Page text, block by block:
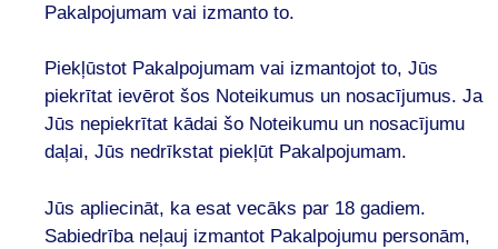
Pakalpojumam vai izmanto to.
Piekļūstot Pakalpojumam vai izmantojot to, Jūs
piekrītat ievērot šos Noteikumus un nosacījumus. Ja
Jūs nepiekrītat kādai šo Noteikumu un nosacījumu
daļai, Jūs nedrīkstat piekļūt Pakalpojumam.
Jūs apliecināt, ka esat vecāks par 18 gadiem.
Sabiedrība neļauj izmantot Pakalpojumu personām,